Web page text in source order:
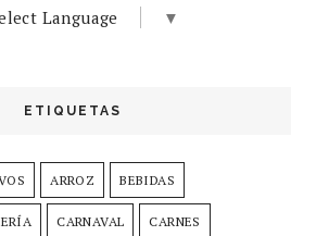
Language ▼
ETIQUETAS
ARROZ BEBIDAS
CARNAVAL CARNES